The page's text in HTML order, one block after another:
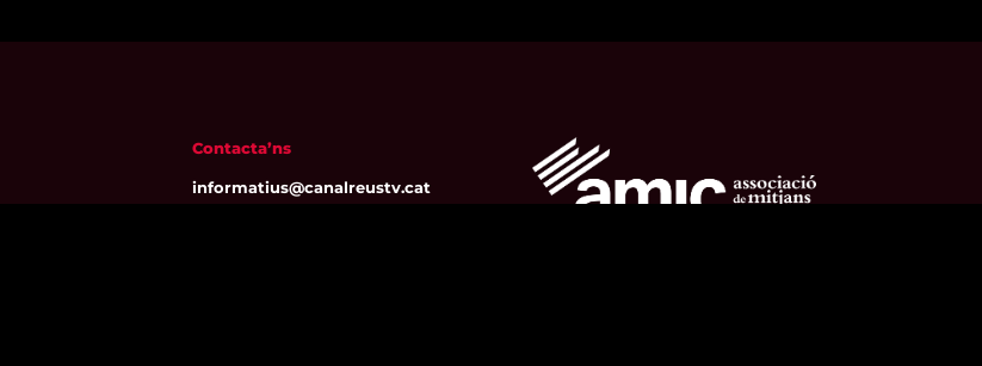
Contacta’ns
informatius@canalreustv.cat
977 300 509